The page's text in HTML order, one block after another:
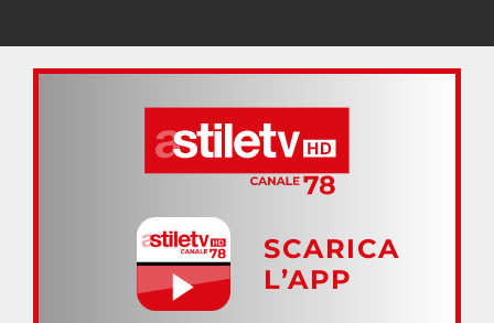
SCARICA
L’APP